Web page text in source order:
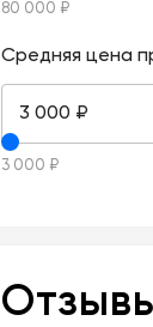
80 000 ₽
Средняя цена
3 000 ₽
3 000 ₽